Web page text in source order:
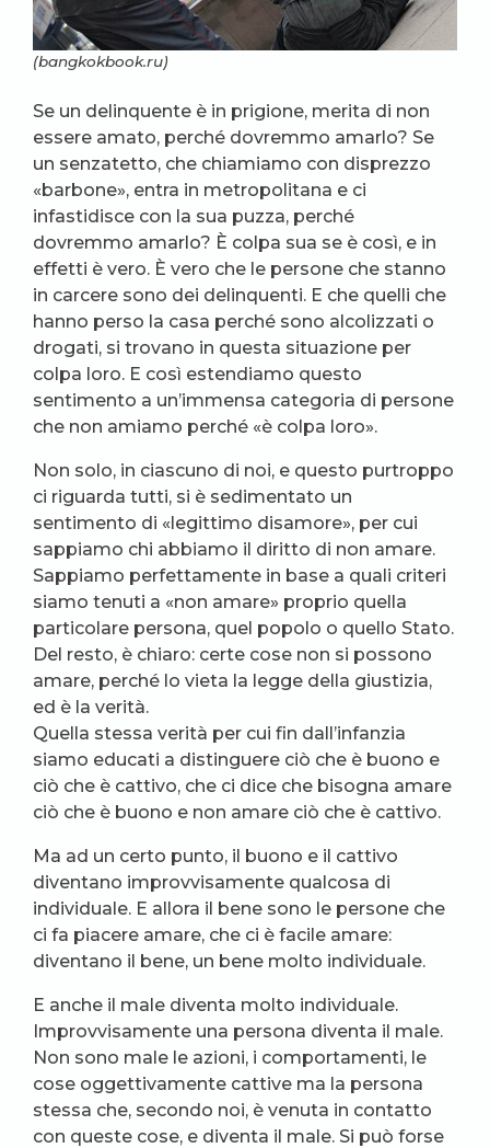
(bangkokbook.ru)
Se un delinquente è in prigione, merita di non
essere amato, perché dovremmo amarlo? Se
un senzatetto, che chiamiamo con disprezzo
«barbone», entra in metropolitana e ci
infastidisce con la sua puzza, perché
dovremmo amarlo? È colpa sua se è così, e in
effetti è vero. È vero che le persone che stanno
in carcere sono dei delinquenti. E che quelli che
hanno perso la casa perché sono alcolizzati o
drogati, si trovano in questa situazione per
colpa loro. E così estendiamo questo
sentimento a un’immensa categoria di persone
che non amiamo perché «è colpa loro».
Non solo, in ciascuno di noi, e questo purtroppo
ci riguarda tutti, si è sedimentato un
sentimento di «legittimo disamore», per cui
sappiamo chi abbiamo il diritto di non amare.
Sappiamo perfettamente in base a quali criteri
siamo tenuti a «non amare» proprio quella
particolare persona, quel popolo o quello Stato.
Del resto, è chiaro: certe cose non si possono
amare, perché lo vieta la legge della giustizia,
ed è la verità.
Quella stessa verità per cui fin dall’infanzia
siamo educati a distinguere ciò che è buono e
ciò che è cattivo, che ci dice che bisogna amare
ciò che è buono e non amare ciò che è cattivo.
Ma ad un certo punto, il buono e il cattivo
diventano improvvisamente qualcosa di
individuale. E allora il bene sono le persone che
ci fa piacere amare, che ci è facile amare:
diventano il bene, un bene molto individuale.
E anche il male diventa molto individuale.
Improvvisamente una persona diventa il male.
Non sono male le azioni, i comportamenti, le
cose oggettivamente cattive ma la persona
stessa che, secondo noi, è venuta in contatto
con queste cose, e diventa il male. Si può forse